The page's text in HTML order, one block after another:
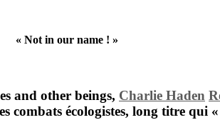
« Not in our name ! »
and other beings, Charlie Haden
combats écologistes, long titre